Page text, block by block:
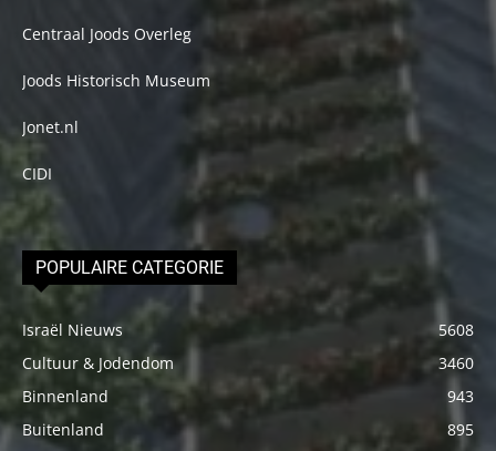
Centraal Joods Overleg
Joods Historisch Museum
Jonet.nl
CIDI
POPULAIRE CATEGORIE
Israël Nieuws
5608
Cultuur & Jodendom
3460
Binnenland
943
Buitenland
895